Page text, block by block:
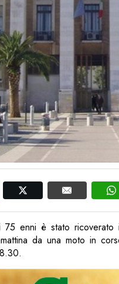
75 enni è stato
da una moto in